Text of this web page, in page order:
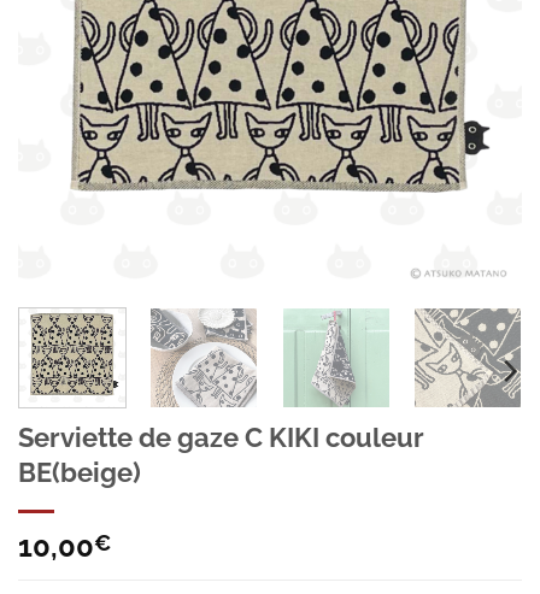
Serviette de gaze C KIKI couleur
BE(beige)
10,00€